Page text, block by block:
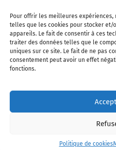
Pour offrir les meilleures expériences,
telles que les cookies pour stocker et/
appareils. Le fait de consentir à ces
traiter des données telles que le
uniques sur ce site. Le fait de ne pas
consentement peut avoir un effet
fonctions.
Politique de cookies
Qui sommes-nous
Adhérer à l’association
Politique de